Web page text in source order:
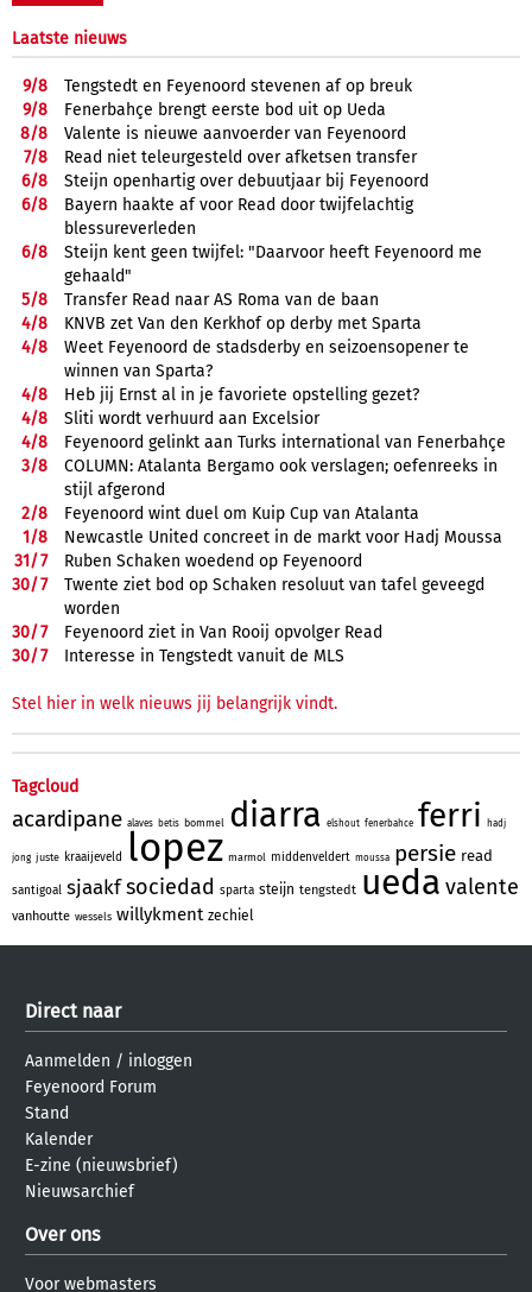
Laatste nieuws
9/8
Tengstedt en Feyenoord stevenen af op breuk
9/8
Fenerbahçe brengt eerste bod uit op Ueda
8/8
Valente is nieuwe aanvoerder van Feyenoord
7/8
Read niet teleurgesteld over afketsen transfer
6/8
Steijn openhartig over debuutjaar bij Feyenoord
6/8
Bayern haakte af voor Read door twijfelachtig
blessureverleden
6/8
Steijn kent geen twijfel: "Daarvoor heeft Feyenoord me
gehaald"
5/8
Transfer Read naar AS Roma van de baan
4/8
KNVB zet Van den Kerkhof op derby met Sparta
4/8
Weet Feyenoord de stadsderby en seizoensopener te
winnen van Sparta?
4/8
Heb jij Ernst al in je favoriete opstelling gezet?
4/8
Sliti wordt verhuurd aan Excelsior
4/8
Feyenoord gelinkt aan Turks international van Fenerbahçe
3/8
COLUMN: Atalanta Bergamo ook verslagen; oefenreeks in
stijl afgerond
2/8
Feyenoord wint duel om Kuip Cup van Atalanta
1/8
Newcastle United concreet in de markt voor Hadj Moussa
31/7
Ruben Schaken woedend op Feyenoord
30/7
Twente ziet bod op Schaken resoluut van tafel geveegd
worden
30/7
Feyenoord ziet in Van Rooij opvolger Read
30/7 Interesse in Tengstedt vanuit de MLS
Stel hier in welk nieuws jij belangrijk vindt.
Tagcloud
acardipane alaves betis bommel diarra elshout fenerbahce ferri hadj
jong juste kraaijeveld lopez marmol middenveldert moussa persie read
santigoal sjaakfsociedad sparta steijn tengstedt ueda valente
vanhoutte wessels willykment zechiel
Direct naar
Aanmelden / inloggen
Feyenoord Forum
Stand
Kalender
E-zine (nieuwsbrief)
Nieuwsarchief
Over ons
Voor webmasters